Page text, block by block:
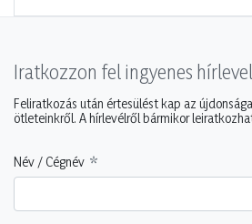
Iratkozzon fel ingyenes
Feliratkozás után értesülést kap az
ötleteinkről. A hírlevélről bármikor
Név / Cégnév